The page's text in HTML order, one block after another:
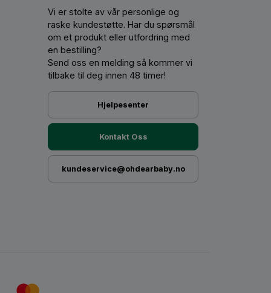
Vi er stolte av vår personlige og
raske kundestøtte. Har du spørsmål
om et produkt eller utfordring med
en bestilling?
Send oss ​​en melding så kommer vi
tilbake til deg innen 48 timer!
Hjelpesenter
Kontakt Oss
kundeservice@ohdearbaby.no